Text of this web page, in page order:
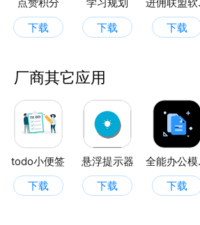
点赞积分
下载
学习规划
下载 下载
厂商其它应用
todo小便签
下载
悬浮提示器
下载 下载